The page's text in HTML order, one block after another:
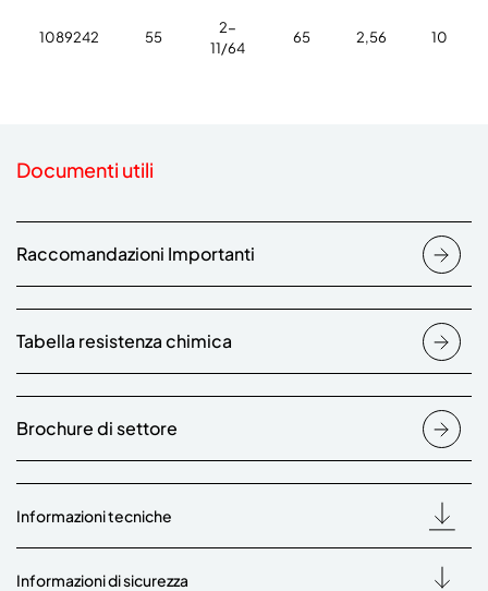
1089242 55
2-
11/64
65 2,56 10
Documenti utili
Raccomandazioni Importanti
Tabella resistenza chimica
Brochure di settore
Informazioni tecniche
Informazioni di sicurezza